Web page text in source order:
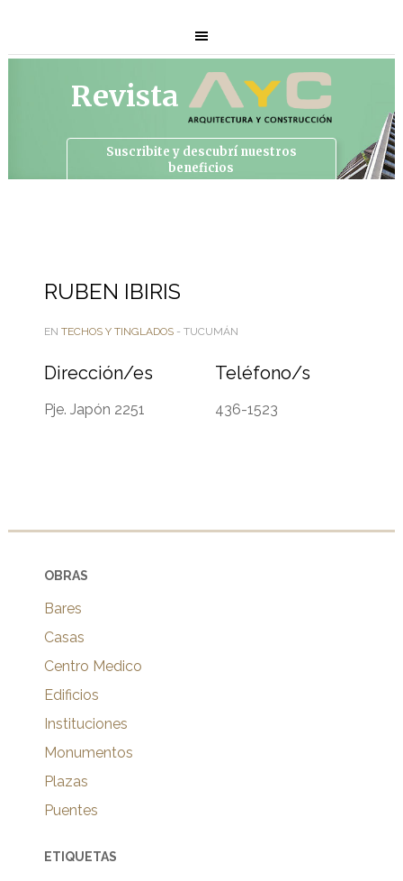
Revista
Suscribite y descubrí nuestros
beneficios
RUBEN IBIRIS
EN TECHOS Y TINGLADOS- TUCUMÁN
Dirección/es
Pje. Japón 2251
Teléfono/s
436-1523
OBRAS
Bares
Casas
Centro Medico
Edificios
Instituciones
Monumentos
Plazas
Puentes
ETIQUETAS